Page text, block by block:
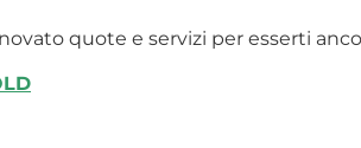
quote e servizi per esserti